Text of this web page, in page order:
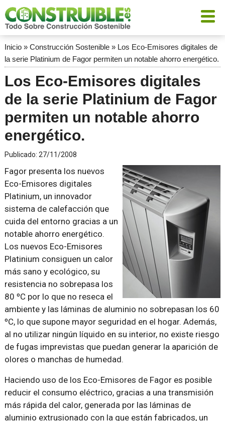
Inicio» Construcción Sostenible» Los Eco-Emisores digitales de
la serie Platinium de Fagor permiten un notable ahorro energético.
Los Eco-Emisores digitales
de la serie Platinium de Fagor
permiten un notable ahorro
energético.
Publicado: 27/11/2008
Fagor presenta los nuevos
Eco-Emisores digitales
Platinium, un innovador
sistema de calefacción que
cuida del entorno gracias a un
notable ahorro energético.
Los nuevos Eco-Emisores
Platinium consiguen un calor
más sano y ecológico, su
resistencia no sobrepasa los
80 ºC por lo que no reseca el
ambiente y las láminas de aluminio no sobrepasan los 60
ºC, lo que supone mayor seguridad en el hogar. Además,
al no utilizar ningún líquido en su interior, no existe riesgo
de fugas imprevistas que puedan generar la aparición de
olores o manchas de humedad.
Haciendo uso de los Eco-Emisores de Fagor es posible
reducir el consumo eléctrico, gracias a una transmisión
más rápida del calor, generada por las láminas de
aluminio extrusionado con la que están fabricados, un